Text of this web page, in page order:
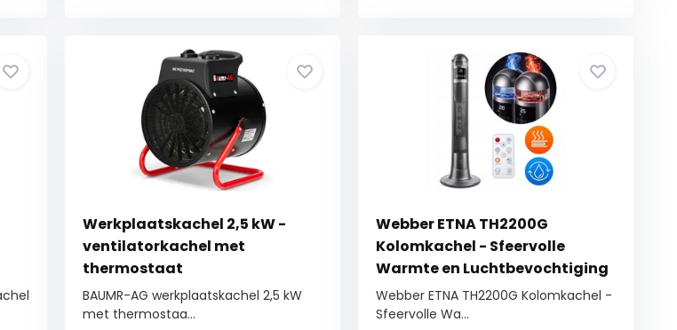
Werkplaatskachel 2,5 kW -
ventilatorkachel met
thermostaat
BAUMR-AG werkplaatskachel 2,5 kW
met thermostaa...
Webber ETNA TH2200G
Kolomkachel - Sfeervolle
Warmte en Luchtbevochtiging
Webber ETNA TH2200G Kolomkachel -
Sfeervolle Wa...